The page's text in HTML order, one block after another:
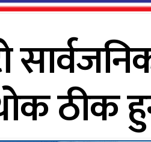
ठीक